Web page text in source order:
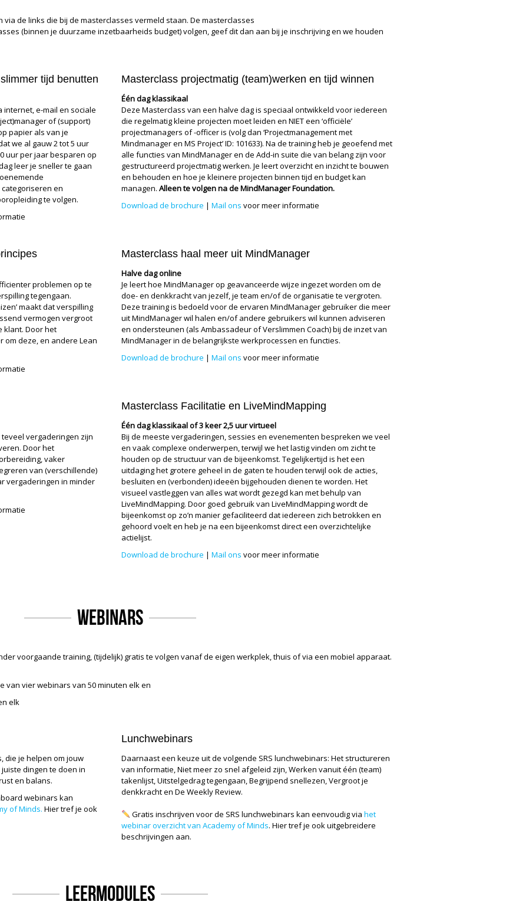
de links die bij de masterclasses vermeld staan. De masterclasses
(binnen je duurzame inzetbaarheids budget) volgen, geef dit dan aan bij je inschrijving en we houden
tijd benutten
e-mail en sociale
of (support)
papier als van je
we al gauw 2 tot 5 uur
uur per jaar besparen op
leer je sneller te gaan
en
te volgen.
Masterclass projectmatig (team)werken en tijd winnen
Één dag klassikaal
Deze Masterclass van een halve dag is speciaal ontwikkeld voor iedereen
die regelmatig kleine projecten moet leiden en NIET een ‘officiële’
projectmanagers of -officer is (volg dan ‘Projectmanagement met
Mindmanager en MS Project’ ID: 101633). Na de training heb je geoefend met
alle functies van MindManager en de Add-in suite die van belang zijn voor
gestructureerd projectmatig werken. Je leert overzicht en inzicht te bouwen
en behouden en hoe je kleinere projecten binnen tijd en budget kan
managen.Alleen te volgen na de MindManager Foundation.
Download de brochure |Mail ons voor meer informatie
problemen op te
tegengaan.
maakt dat verspilling
vermogen vergroot
klant. Door het
om deze, en andere Lean
Masterclass haal meer uit MindManager
Halve dag online
Je leert hoe MindManager op geavanceerde wijze ingezet worden om de
doe- en denkkracht van jezelf, je team en/of de organisatie te vergroten.
Deze training is bedoeld voor de ervaren MindManager gebruiker die meer
uit MindManager wil halen en/of andere gebruikers wil kunnen adviseren
en ondersteunen (als Ambassadeur of Verslimmen Coach) bij de inzet van
MindManager in de belangrijkste werkprocessen en functies.
Download de brochure |Mail ons voor meer informatie
vergaderingen zijn
Door het
vaker
van (verschillende)
vergaderingen in minder
Masterclass Facilitatie en LiveMindMapping
Één dag klassikaal of 3 keer 2,5 uur virtueel
Bij de meeste vergaderingen, sessies en evenementen bespreken we veel
en vaak complexe onderwerpen, terwijl we het lastig vinden om zicht te
houden op de structuur van de bijeenkomst. Tegelijkertijd is het een
uitdaging het grotere geheel in de gaten te houden terwijl ook de acties,
besluiten en (verbonden) ideeën bijgehouden dienen te worden. Het
visueel vastleggen van alles wat wordt gezegd kan met behulp van
LiveMindMapping. Door goed gebruik van LiveMindMapping wordt de
bijeenkomst op zo’n manier gefaciliteerd dat iedereen zich betrokken en
gehoord voelt en heb je na een bijeenkomst direct een overzichtelijke
actielijst.
Download de brochure |Mail ons voor meer informatie
Webinars
voorgaande training, (tijdelijk) gratis te volgen vanaf de eigen werkplek, thuis of via een mobiel apparaat.
van vier webinars van 50 minuten elk en
elk
die je helpen om jouw
dingen te doen in
en balans.
webinars kan
of Minds. Hier tref je ook
Lunchwebinars
Daarnaast een keuze uit de volgende SRS lunchwebinars: Het structureren
van informatie, Niet meer zo snel afgeleid zijn, Werken vanuit één (team)
takenlijst, Uitstelgedrag tegengaan, Begrijpend snellezen, Vergroot je
denkkracht en De Weekly Review.
Gratis inschrijven voor de SRS lunchwebinars kan eenvoudig via het
webinar overzicht van Academy of Minds. Hier tref je ook uitgebreidere
beschrijvingen aan.
Leermodules